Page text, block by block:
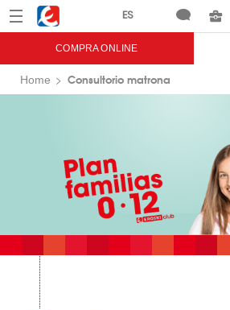
Menú Eroski
COMPRA ONLINE
Home Consultorio matrona